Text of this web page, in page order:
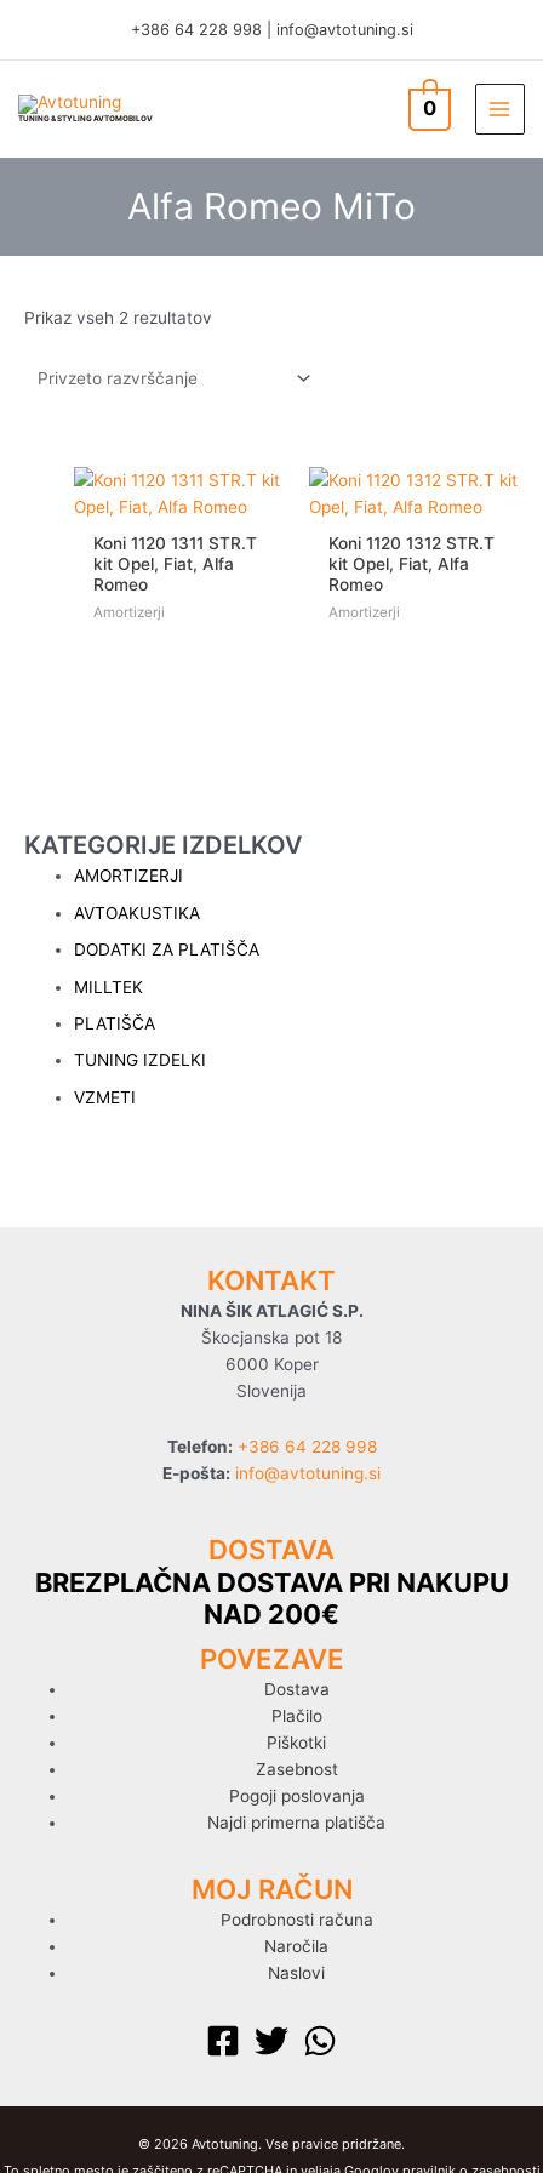
content
+386 64 228 998 info@avtotuning.si
TUNING & STYLING AVTOMOBILOV 0
Alfa Romeo MiTo
KATEGORIJE IZDELKOV
AMORTIZERJI
AVTOAKUSTIKA
DODATKI ZA PLATIŠČA
MILLTEK
PLATIŠČA
TUNING IZDELKI
VZMETI
Prikaz vseh 2 rezultatov
Koni 1120 1311 STR.T
kit Opel, Fiat, Alfa
Romeo
Amortizerji
Koni 1120 1312 STR.T
kit Opel, Fiat, Alfa
Romeo
Amortizerji
KONTAKT
NINA ŠIK ATLAGIĆ S.P.
Škocjanska pot 18
6000 Koper
Slovenija
Telefon: +386 64 228 998
E-pošta: info@avtotuning.si
DOSTAVA
BREZPLAČNA DOSTAVA PRI NAKUPU
NAD 200€
POVEZAVE
Dostava
Plačilo
Piškotki
Zasebnost
Pogoji poslovanja
Najdi primerna platišča
MOJ RAČUN
Podrobnosti računa
Naročila
Naslovi
© 2026 Avtotuning. Vse pravice pridržane.